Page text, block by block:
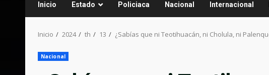
Inicio Estado Policiaca Nacional Internacional
Inicio 2024 th 13 ¿Sabías que ni Teotihuacán, ni Cholula, ni
Nacional